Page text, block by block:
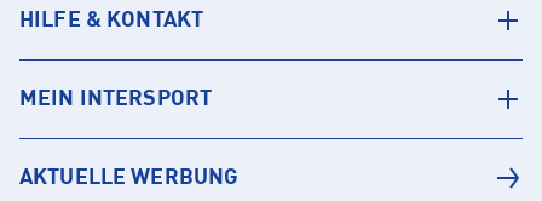
HILFE & KONTAKT
MEIN INTERSPORT
AKTUELLE WERBUNG